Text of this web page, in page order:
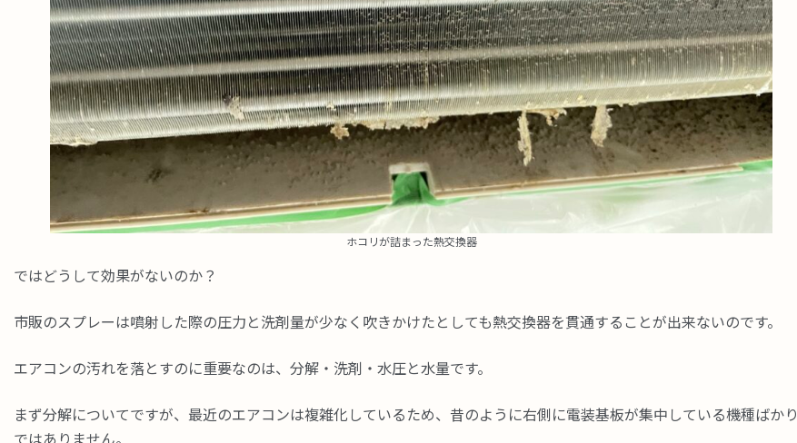
ホコリが詰まった熱交換器
ではどうして効果がないのか？
市販のスプレーは噴射した際の圧力と洗剤量が少なく吹きかけたとしても熱交換器を貫通することが出来ないのです。
エアコンの汚れを落とすのに重要なのは、分解・洗剤・水圧と水量です。
まず分解についてですが、最近のエアコンは複雑化しているため、昔のように右側に電装基板が集中している機種ばかり